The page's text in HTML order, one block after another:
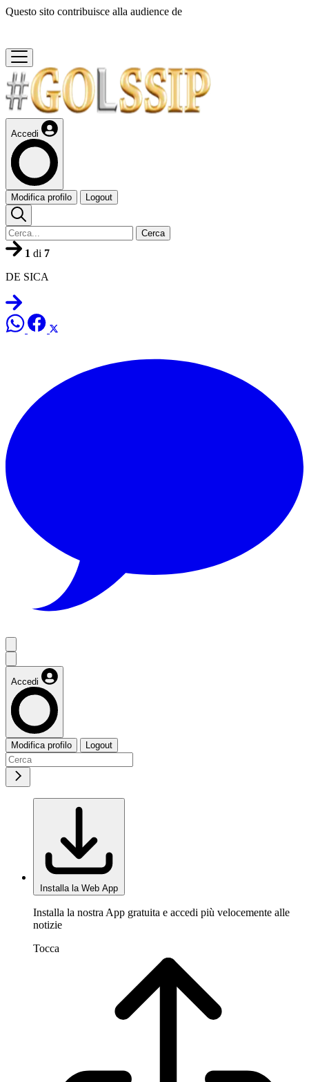
Questo sito contribuisce alla audience de
Accedi
Modifica profilo Logout
Cerca
1 di 7
DE SICA
Accedi
Modifica profilo Logout
Installa la Web App
Installa la nostra App gratuita e accedi più velocemente alle
notizie
Tocca